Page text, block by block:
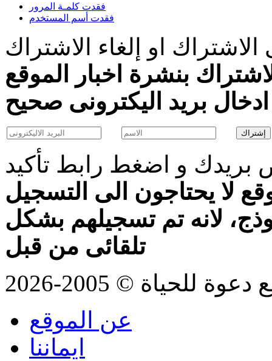
فقدت كلمـة المرور
فقدت أسم المستخدم
او إلغاء الاشتراك
بنشرة اخبار الموقع
و اضغط رابط تأكيد
لا يحتاجون الى التسجيل
لانه تم تسجيلهم بشكل
تلقائى من قبل
© 2005-2026
عن الموقع
ايماننا